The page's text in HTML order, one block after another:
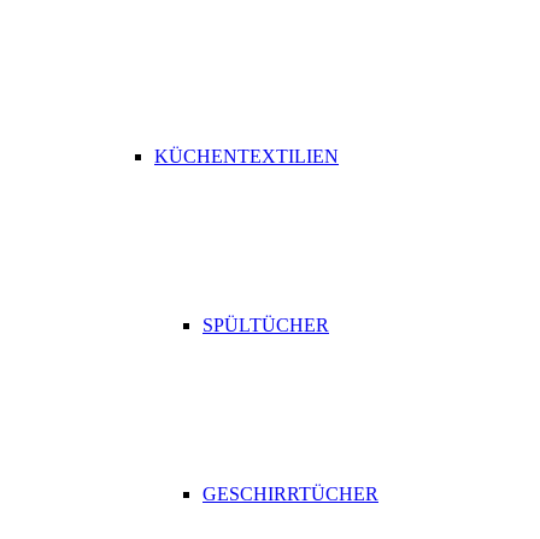
KÜCHENTEXTILIEN
SPÜLTÜCHER
GESCHIRRTÜCHER